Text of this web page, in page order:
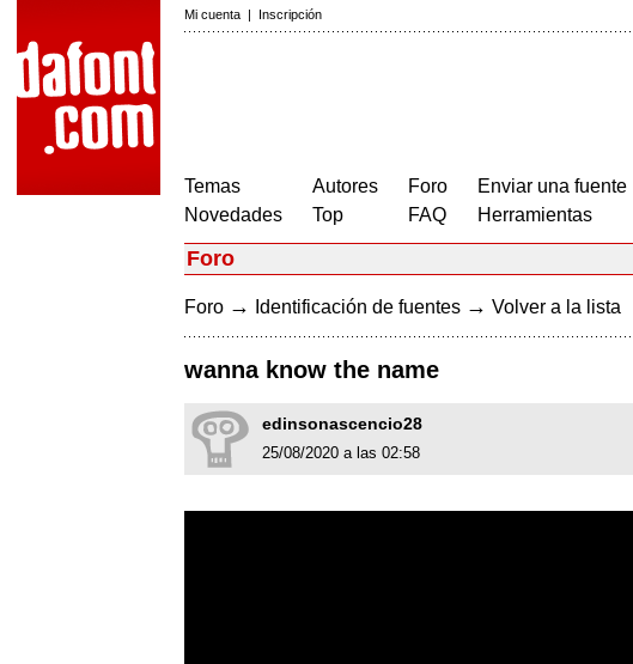
Mi cuenta | Inscripción
Temas
Novedades
Autores
Top
Foro
FAQ
Enviar una fuente
Herramientas
Foro
Foro → Identificación de fuentes → Volver a la lista
wanna know the name
edinsonascencio28
25/08/2020 a las 02:58